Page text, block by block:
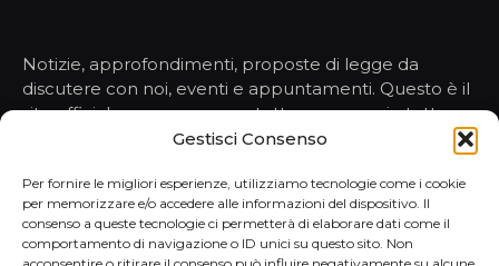
Gestisci Consenso
Per fornire le migliori esperienze, utilizziamo tecnologie come i cookie
per memorizzare e/o accedere alle informazioni del dispositivo. Il
consenso a queste tecnologie ci permetterà di elaborare dati come il
comportamento di navigazione o ID unici su questo sito. Non
Notizie, approfondimenti, proposte di legge da
discutere con noi, eventi e appuntamenti. Questo è il
sito ufficiale per conoscere tutto, ma proprio tutto,
sulle nostre attività nelle istituzioni.
HOMEPAGE
NOTIZIE